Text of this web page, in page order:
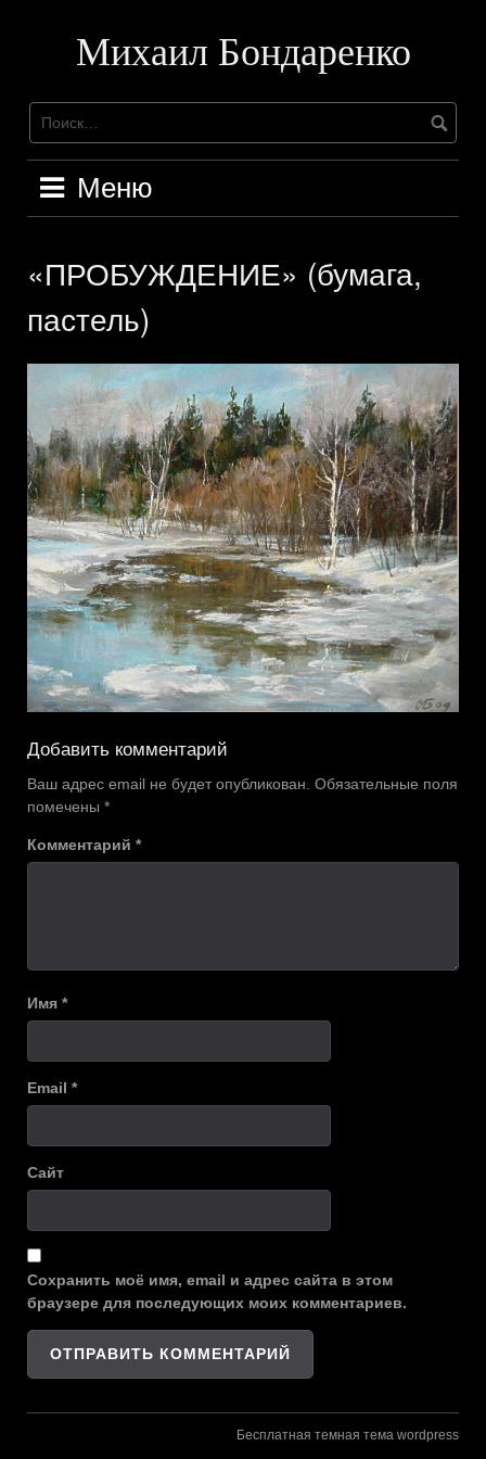
содержимомуМихаил Бондаренко
Меню
«ПРОБУЖДЕНИЕ» (бумага,
пастель)
Добавить комментарий
Ваш адрес email не будет опубликован. Обязательные поля
помечены *
Комментарий *
Имя *
Email *
Сайт
Сохранить моё имя, email и адрес сайта в этом
браузере для последующих моих комментариев.
Бесплатная темная тема wordpress